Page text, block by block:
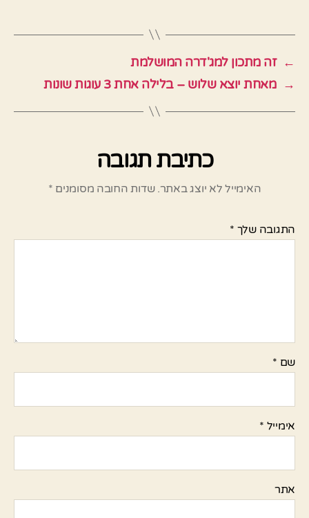
← זה מתכון למג'דרה המושלמת
→ מאחת יוצא שלוש – בלילה אחת 3 עוגות שונות
כתיבת תגובה
האימייל לא יוצג באתר. שדות החובה מסומנים *
התגובה שלך *
שם *
אימייל *
אתר